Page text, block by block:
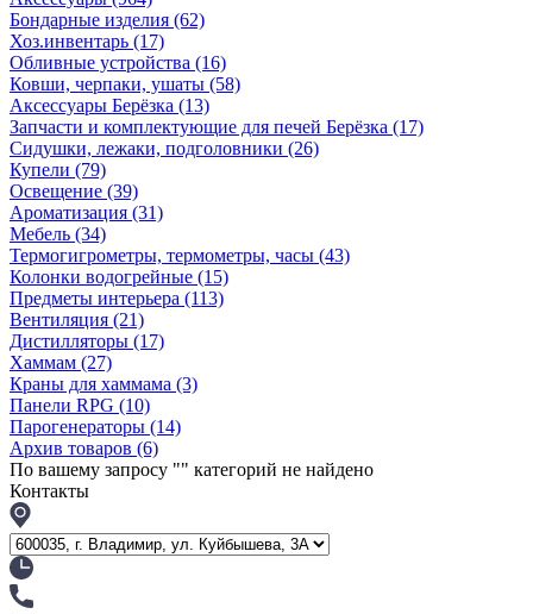
Бондарные изделия (62)
Хоз.инвентарь (17)
Обливные устройства (16)
Ковши, черпаки, ушаты (58)
Аксессуары Берёзка (13)
Запчасти и комплектующие для печей Берёзка (17)
Сидушки, лежаки, подголовники (26)
Купели (79)
Освещение (39)
Ароматизация (31)
Мебель (34)
Термогигрометры, термометры, часы (43)
Колонки водогрейные (15)
Предметы интерьера (113)
Вентиляция (21)
Дистилляторы (17)
Хаммам (27)
Краны для хаммама (3)
Панели RPG (10)
Парогенераторы (14)
Архив товаров (6)
По вашему запросу "" категорий не найдено
Контакты